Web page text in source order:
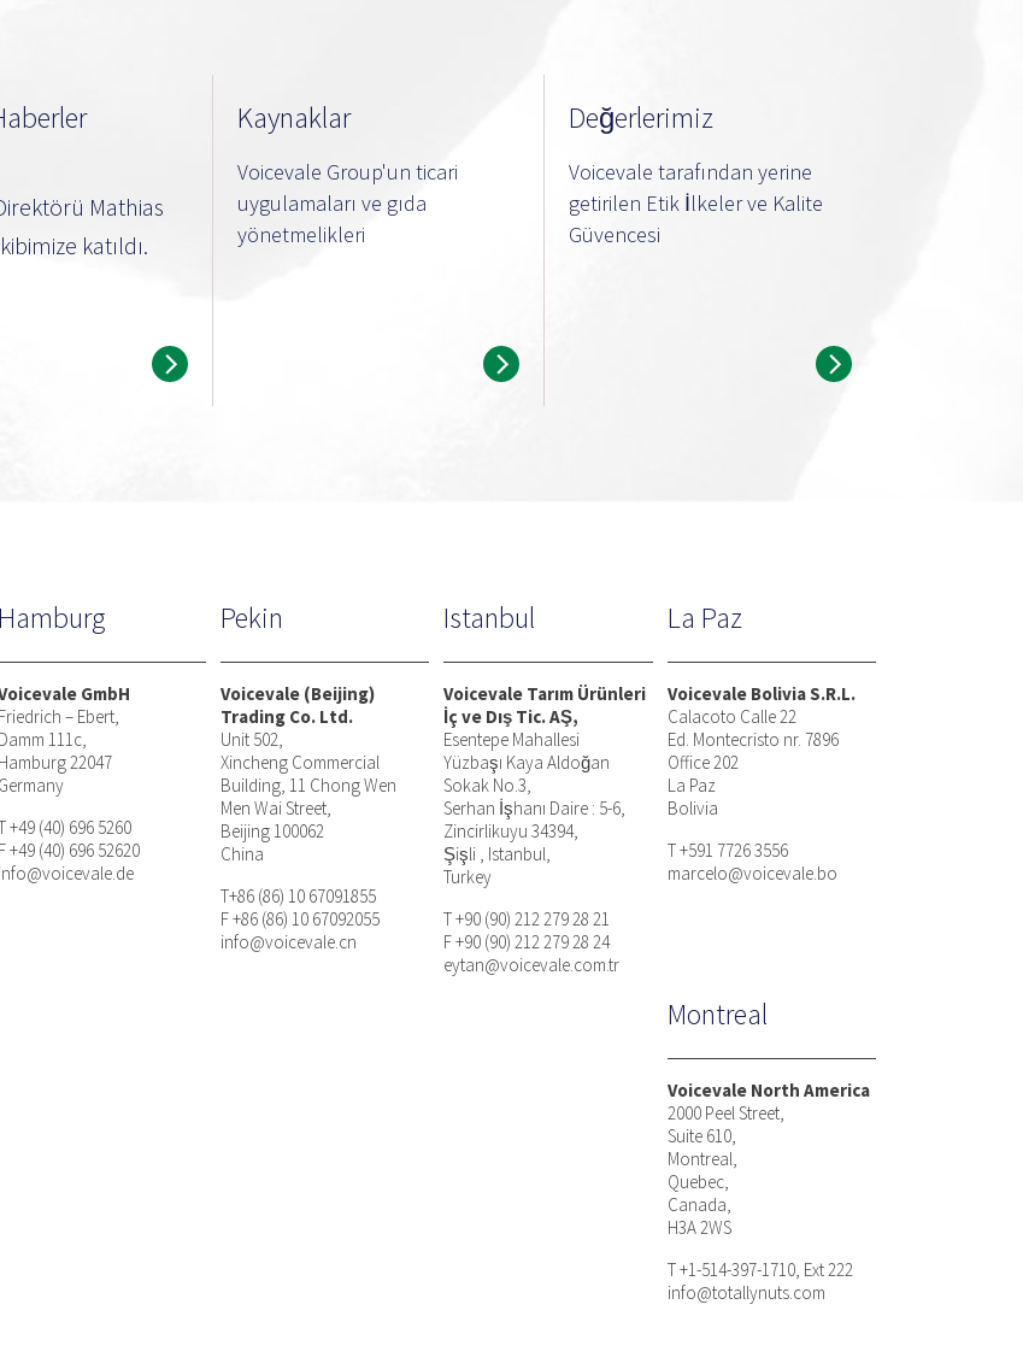
Mathias
katıldı.
Kaynaklar
Voicevale Group'un ticari
uygulamaları ve gıda
yönetmelikleri
Değerlerimiz
Voicevale tarafından yerine
getirilen Etik İlkeler ve Kalite
Güvencesi
Hamburg
GmbH
Friedrich – Ebert,
Damm 111c,
Hamburg 22047
Germany
+49 (40) 696 5260
F +49 (40) 696 52620
info@voicevale.de
Pekin
Voicevale (Beijing)
Trading Co. Ltd.
Unit 502,
Xincheng Commercial
Building, 11 Chong Wen
Men Wai Street,
Beijing 100062
China
T+86 (86) 10 67091855
F +86 (86) 10 67092055
info@voicevale.cn
Istanbul
Voicevale Tarım Ürünleri
İç ve Dış Tic. AŞ,
Esentepe Mahallesi
Yüzbaşı Kaya Aldoğan
Sokak No.3,
Serhan İşhanı Daire : 5-6,
Zincirlikuyu 34394,
Şişli , Istanbul,
Turkey
T +90 (90) 212 279 28 21
F +90 (90) 212 279 28 24
eytan@voicevale.com.tr
La Paz
Voicevale Bolivia S.R.L.
Calacoto Calle 22
Ed. Montecristo nr. 7896
Office 202
La Paz
Bolivia
T +591 7726 3556
marcelo@voicevale.bo
Montreal
Voicevale North America
2000 Peel Street,
Suite 610,
Montreal,
Quebec,
Canada,
H3A 2WS
T +1-514-397-1710, Ext 222
info@totallynuts.com